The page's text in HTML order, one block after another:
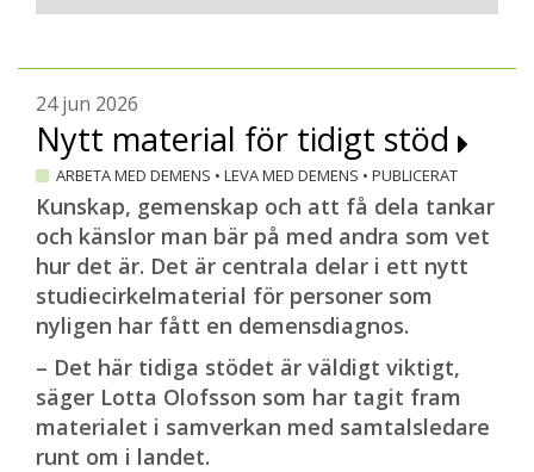
Hoffman och fortsätter:
äldreomsorgen kan tipsa om Min pärm,
även till personer som ännu inte vill ha
hjälp från kommunen.
Magnus Westlander
24 jun 2026
Nytt material för tidigt stöd
ARBETA MED DEMENS • LEVA MED DEMENS • PUBLICERAT
Kunskap, gemenskap och att få dela tankar
och känslor man bär på med andra som vet
hur det är. Det är centrala delar i ett nytt
studiecirkelmaterial för personer som
nyligen har fått en demensdiagnos.
– Det här tidiga stödet är väldigt viktigt,
säger Lotta Olofsson som har tagit fram
materialet i samverkan med samtalsledare
runt om i landet.